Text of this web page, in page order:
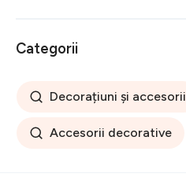
Categorii
Decorațiuni și accesorii
Accesorii decorative